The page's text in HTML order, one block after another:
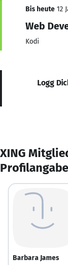
Bis heute 12
Web
Kodi
Logg
XING
Barbara James